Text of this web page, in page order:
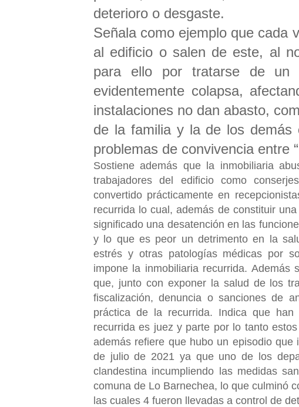
deterioro o desgaste.
Señala como ejemplo que cada
al edificio o salen de este, al
para ello por tratarse de un
evidentemente colapsa,
instalaciones no dan abasto,
de la familia y la de los demás
problemas de convivencia entre
Sostiene además que la inmobiliaria
trabajadores del edificio como
convertido prácticamente en
recurrida lo cual, además de constituir
significado una desatención en las
y lo que es peor un detrimento en la
estrés y otras patologías médicas por
impone la inmobiliaria recurrida.
que, junto con exponer la salud de los
fiscalización, denuncia o sanciones de
práctica de la recurrida. Indica que
recurrida es juez y parte por lo tanto
además refiere que hubo un episodio
de julio de 2021 ya que uno de los
clandestina incumpliendo las medidas
comuna de Lo Barnechea, lo que culminó
las cuales 4 fueron llevadas a control de